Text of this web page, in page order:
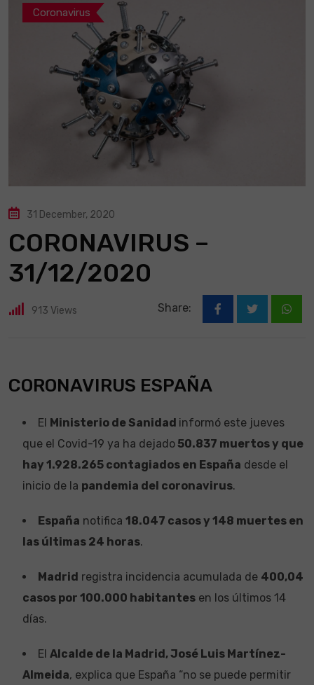
Coronavirus
31 December, 2020
CORONAVIRUS –
31/12/2020
913 Views Share:
CORONAVIRUS ESPAÑA
El Ministerio de Sanidad informó este jueves
que el Covid-19 ya ha dejado 50.837 muertos y que
hay 1.928.265 contagiados en España desde el
inicio de la pandemia del coronavirus.
España notifica 18.047 casos y 148 muertes en
las últimas 24 horas.
Madrid registra incidencia acumulada de 400,04
casos por 100.000 habitantes en los últimos 14
días.
El Alcalde de la Madrid, José Luis Martínez-
Almeida, explica que España “no se puede permitir